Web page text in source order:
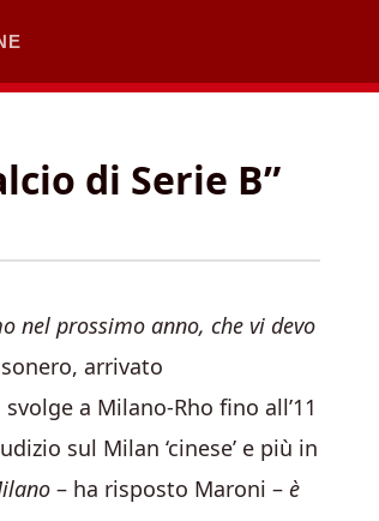
di Serie B”
nel prossimo anno, che vi devo
arrivato
a Milano-Rho fino all’11
sul Milan ‘cinese’ e più in
– ha risposto Maroni – è